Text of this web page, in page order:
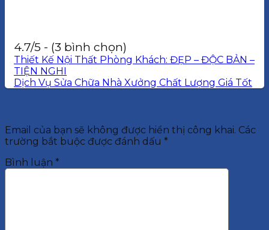
4.7/5 - (3 bình chọn)
Thiết Kế Nội Thất Phòng Khách: ĐẸP – ĐỘC BẢN –
TIỆN NGHI
Dịch Vụ Sửa Chữa Nhà Xưởng Chất Lượng Giá Tốt
Email của bạn sẽ không được hiển thị công khai. Các
trường bắt buộc được đánh dấu *
Bình luận *